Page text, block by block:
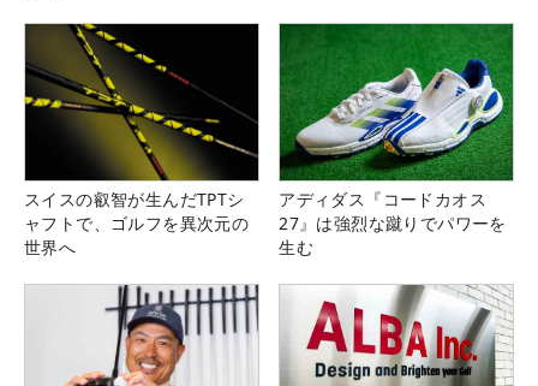
スイスの叡智が生んだTPTシ
ャフトで、ゴルフを異次元の
世界へ
アディダス『コードカオス
27』は強烈な蹴りでパワーを
生む